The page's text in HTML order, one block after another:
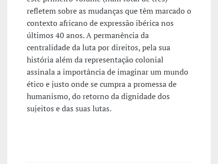
refletem sobre as mudanças que têm marcado o
contexto africano de expressão ibérica nos
últimos 40 anos. A permanência da
centralidade da luta por direitos, pela sua
história além da representação colonial
assinala a importância de imaginar um mundo
ético e justo onde se cumpra a promessa de
humanismo, do retorno da dignidade dos
sujeitos e das suas lutas.